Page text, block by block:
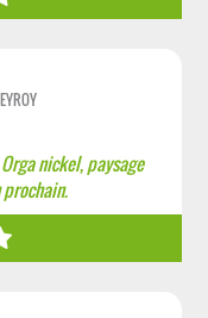
nickel, paysage